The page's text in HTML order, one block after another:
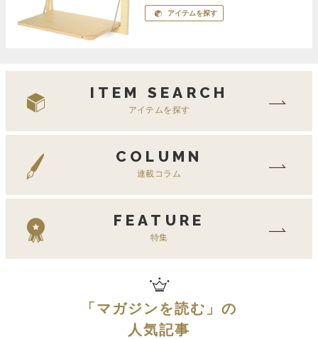
アイテムを探す
ITEM SEARCH
アイテムを探す
COLUMN
連載コラム
FEATURE
特集
「 マガジンを読む 」の
人気記事